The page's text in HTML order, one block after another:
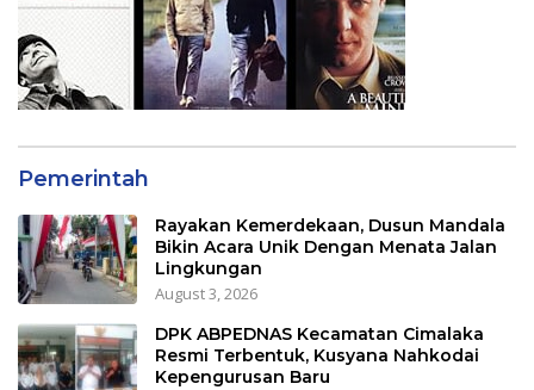
Pemerintah
Rayakan Kemerdekaan, Dusun Mandala
Bikin Acara Unik Dengan Menata Jalan
Lingkungan
August 3, 2026
DPK ABPEDNAS Kecamatan Cimalaka
Resmi Terbentuk, Kusyana Nahkodai
Kepengurusan Baru